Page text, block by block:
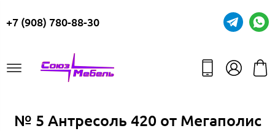
+7 (908) 780-88-30
№ 5 Антресоль 420 от Мегаполис